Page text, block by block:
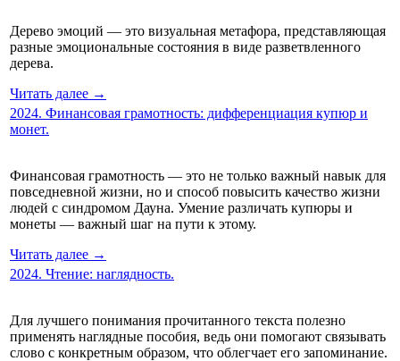
Дерево эмоций — это визуальная метафора, представляющая
разные эмоциональные состояния в виде разветвленного
дерева.
Читать далее →
2024. Финансовая грамотность: дифференциация купюр и
монет.
Финансовая грамотность — это не только важный навык для
повседневной жизни, но и способ повысить качество жизни
людей с синдромом Дауна. Умение различать купюры и
монеты — важный шаг на пути к этому.
Читать далее →
2024. Чтение: наглядность.
Для лучшего понимания прочитанного текста полезно
применять наглядные пособия, ведь они помогают связывать
слово с конкретным образом, что облегчает его запоминание.